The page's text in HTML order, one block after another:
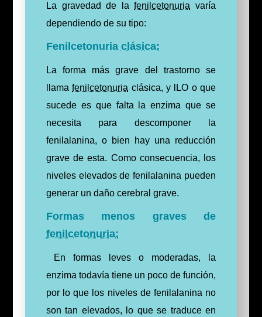
La gravedad de lafenilcetonuria varía
dependiendo de su tipo:
Fenilcetonuria clásica:
La forma más grave del trastorno se
llamafenilcetonuria clásica, y lLO o que
sucede es que falta la enzima que se
necesita para descomponer la
fenilalanina, o bien hay una reducción
grave de esta. Como consecuencia, los
niveles elevados de fenilalanina pueden
generar un daño cerebral grave.
Formas menos graves de
fenilcetonuria:
En formas leves o moderadas, la
enzima todavía tiene un poco de función,
por lo que los niveles de fenilalanina no
son tan elevados, lo que se traduce en